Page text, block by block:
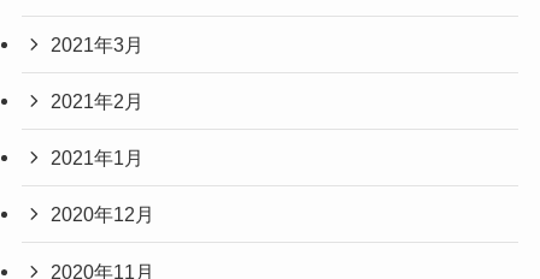
2021年3月
2021年2月
2021年1月
2020年12月
2020年11月